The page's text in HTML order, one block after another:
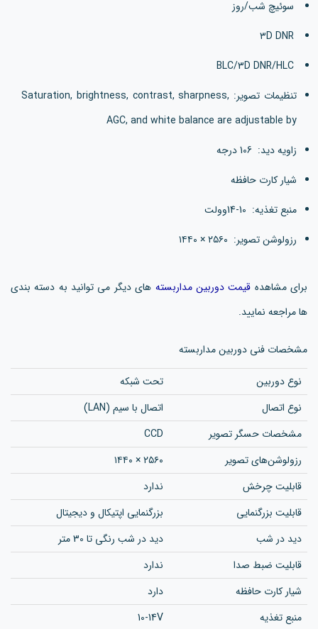
سوئیچ شب/روز
تنظیمات تصویر: Saturation, brightness, contrast, sharpness,
AGC, and white balance are adjustable by
زاویه دید: 106 درجه
شیار کارت حافظه
منبع تغذیه: 10-14وولت
رزولوشن تصویر: ۲۵۶۰ × ۱۴۴۰
برای مشاهده قیمت دوربین مداربسته های دیگر می توانید به دسته بندی
ها مراجعه نمایید.
مشخصات فنی دوربین مداربسته
نوع دوربین
تحت شبکه
نوع اتصال
اتصال با سیم (LAN)
مشخصات حسگر تصویر
CCD
رزولوشن‌های تصویر
۲۵۶۰ × ۱۴۴۰
قابلیت چرخش
ندارد
قابلیت بزرگنمایی
بزرگنمایی اپتیکال و دیجیتال
دید در شب
دید در شب رنگی تا 30 متر
قابلیت ضبط صدا
ندارد
شیار کارت حافظه
دارد
منبع تغذیه
10-14V